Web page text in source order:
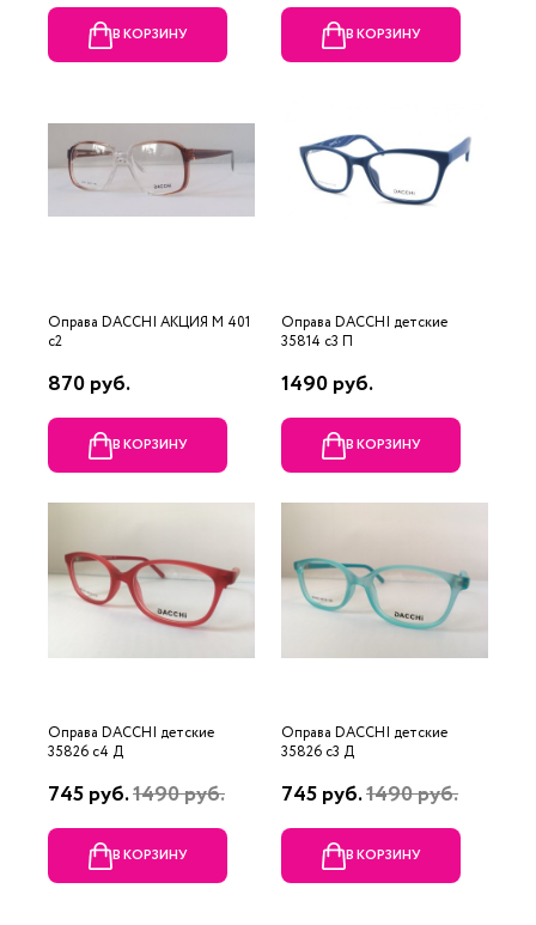
В КОРЗИНУ В КОРЗИНУ
Оправа DACCHI АКЦИЯ М 401
c2
870 руб.
В КОРЗИНУ
Оправа DACCHI детские
35814 c3 П
1490 руб.
В КОРЗИНУ
Оправа DACCHI детские
35826 c4 Д
745 руб.1490 руб.
В КОРЗИНУ
Оправа DACCHI детские
35826 c3 Д
745 руб.1490 руб.
В КОРЗИНУ